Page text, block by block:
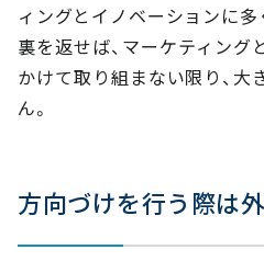
ィングとイノベーションに多
裏を返せば、マーケティング
かけて取り組まない限り、
ん。
方向づけを行う際は